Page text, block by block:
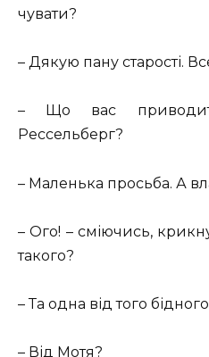
чувати?
– Дякую пану старості.
– Що вас
Рессельберг?
– Маленька просьба. А
– Ого! – сміючись,
такого?
– Та одна від того
– Від Мотя?